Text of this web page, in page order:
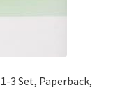
3 Set, Paperback,